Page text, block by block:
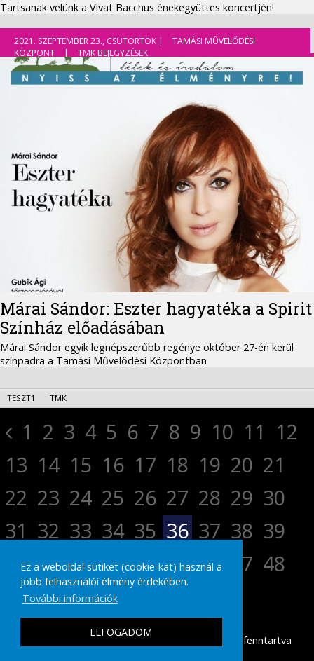
Ez a weboldal sütiket (cookie-kat) használ a
jobb felhasználói élmény érdekében.
További információk
ELFOGADOM
Tartsanak velünk a Vivat Bacchus énekegyüttes koncertjén!
2021. SZEPTEMBER 23., CSÜTÖRTÖK |
TAMÁSI MŰVELŐDÉSI
KÖZPONT
| TMK BEJEGYZÉSEK
Márai Sándor: Eszter hagyatéka a Spirit
Színház előadásában
Márai Sándor egyik legnépszerűbb regénye október 27-én kerül
színpadra a Tamási Művelődési Központban
TESZT1 TMK
1 2 3 4 5 6 7 8 9 10 11 12
13 14 15 16 17 18 19 20 21
22 23 24 25 26 27 28 29 30
31 32 33 34 35 36 37 38 39
40 41 42 43 44 45 46 47 48
49 50 51 52
tamasikultura.huCopyright © 2026 Minden Jog fenntartva